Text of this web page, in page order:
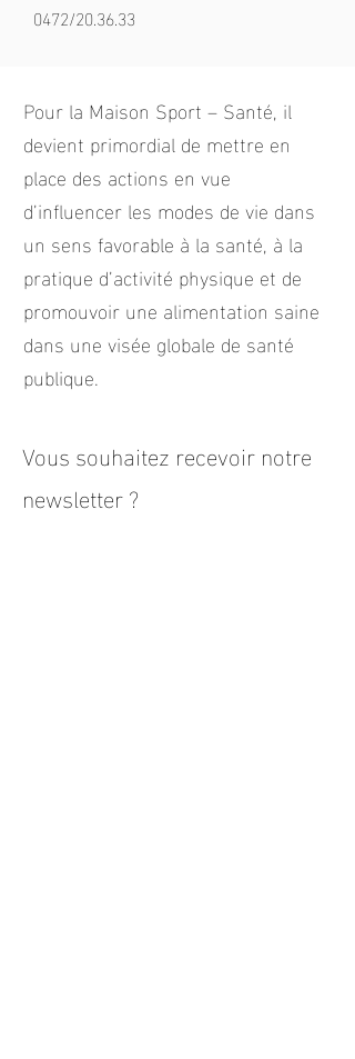
0472/20.36.33
Pour la Maison Sport – Santé, il
devient primordial de mettre en
place des actions en vue
d’influencer les modes de vie dans
un sens favorable à la santé, à la
pratique d’activité physique et de
promouvoir une alimentation saine
dans une visée globale de santé
publique.
Vous souhaitez recevoir notre
newsletter ?